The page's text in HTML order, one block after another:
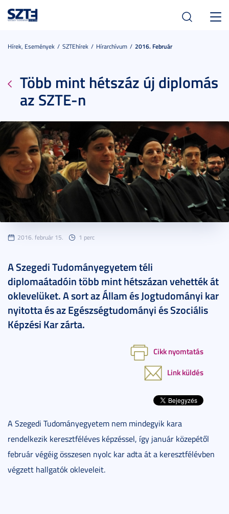
Hírek, Események SZTEhírek Hírarchívum 2016. Február
Több mint hétszáz új diplomás
az SZTE-n
2016. február 15. 1 perc
A Szegedi Tudományegyetem téli
diplomaátadóin több mint hétszázan vehették át
oklevelüket. A sort az Állam és Jogtudományi kar
nyitotta és az Egészségtudományi és Szociális
Képzési Kar zárta.
Cikk nyomtatás
Link küldés
A Szegedi Tudományegyetem nem mindegyik kara
rendelkezik keresztféléves képzéssel, így január közepétől
február végéig összesen nyolc kar adta át a keresztfélévben
végzett hallgatók okleveleit.